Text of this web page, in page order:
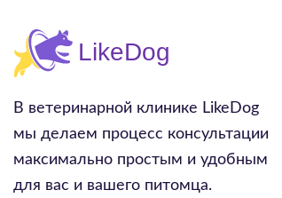
В ветеринарной клинике LikeDog
мы делаем процесс консультации
максимально простым и удобным
для вас и вашего питомца.